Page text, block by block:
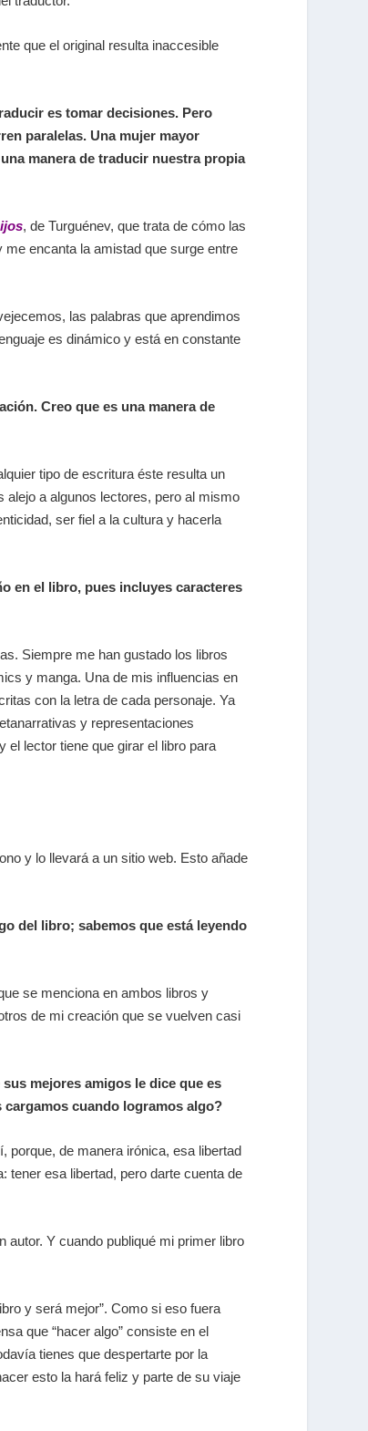
que el original resulta inaccesible
es tomar decisiones. Pero
paralelas. Una mujer mayor
manera de traducir nuestra propia
, de Turguénev, que trata de cómo las
me encanta la amistad que surge entre
las palabras que aprendimos
es dinámico y está en constante
Creo que es una manera de
tipo de escritura éste resulta un
alejo a algunos lectores, pero al mismo
ser fiel a la cultura y hacerla
en el libro, pues incluyes caracteres
Siempre me han gustado los libros
y manga. Una de mis influencias en
con la letra de cada personaje. Ya
y representaciones
el lector tiene que girar el libro para
y lo llevará a un sitio web. Esto añade
del libro; sabemos que está leyendo
se menciona en ambos libros y
de mi creación que se vuelven casi
mejores amigos le dice que es
cuando logramos algo?
porque, de manera irónica, esa libertad
tener esa libertad, pero darte cuenta de
autor. Y cuando publiqué mi primer libro
y será mejor”. Como si eso fuera
que “hacer algo” consiste en el
tienes que despertarte por la
esto la hará feliz y parte de su viaje